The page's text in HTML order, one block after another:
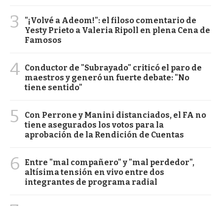
3
"¡Volvé a Adeom!": el filoso comentario de
Yesty Prieto a Valeria Ripoll en plena Cena de
Famosos
4 Conductor de "Subrayado" criticó el paro de
maestros y generó un fuerte debate: "No
tiene sentido"
5
Con Perrone y Manini distanciados, el FA no
tiene asegurados los votos para la
aprobación de la Rendición de Cuentas
6
Entre "mal compañero" y "mal perdedor",
altísima tensión en vivo entre dos
integrantes de programa radial